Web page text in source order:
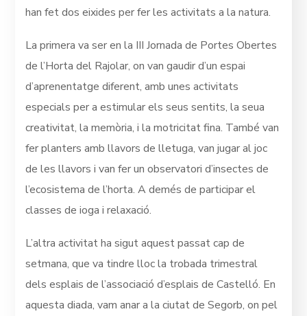
han fet dos eixides per fer les activitats a la natura.
La primera va ser en la III Jornada de Portes Obertes
de l’Horta del Rajolar, on van gaudir d’un espai
d’aprenentatge diferent, amb unes activitats
especials per a estimular els seus sentits, la seua
creativitat, la memòria, i la motricitat fina. També van
fer planters amb llavors de lletuga, van jugar al joc
de les llavors i van fer un observatori d’insectes de
l’ecosistema de l’horta. A demés de participar el
classes de ioga i relaxació.
L’altra activitat ha sigut aquest passat cap de
setmana, que va tindre lloc la trobada trimestral
dels esplais de l’associació d’esplais de Castelló. En
aquesta diada, vam anar a la ciutat de Segorb, on pel